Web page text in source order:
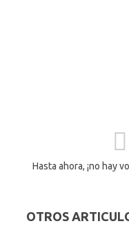
Hasta ahora, ¡no hay
OTROS